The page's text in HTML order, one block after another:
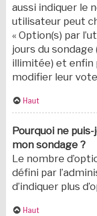
aussi indiquer le
utilisateur peut
« Option(s) par
jours du sondage
illimitée) et enfin
modifier leur
Haut
Pourquoi ne
mon sondage ?
Le nombre
défini par
d’indiquer plus
Haut